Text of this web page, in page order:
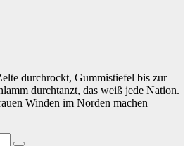
durchrockt, Gummistiefel bis zur
durchtanzt, das weiß jede Nation.
Winden im Norden machen